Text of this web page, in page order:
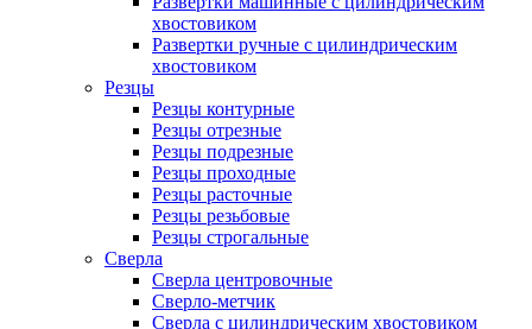
хвостовиком
Развертки ручные с цилиндрическим
хвостовиком
Резцы
Резцы контурные
Резцы отрезные
Резцы подрезные
Резцы проходные
Резцы расточные
Резцы резьбовые
Резцы строгальные
Сверла
Сверла центровочные
Сверло-метчик
Сверла с цилиндрическим хвостовиком